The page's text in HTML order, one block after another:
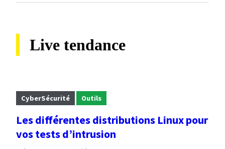
Live tendance